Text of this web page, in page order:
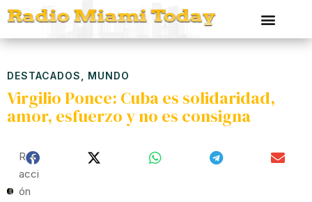
DESTACADOS MUNDO
Virgilio Ponce: Cuba es solidaridad,
amor, esfuerzo y no es consigna
Red
Acci
Ón